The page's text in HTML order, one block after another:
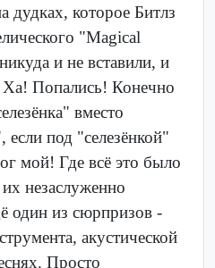
дудках, которое Битлз
"Magical
и не вставили, и
Ха! Попались! Конечно
вместо
если под "селезёнкой"
мой! Где всё это было
их незаслуженно
один из сюрпризов -
акустической
Просто